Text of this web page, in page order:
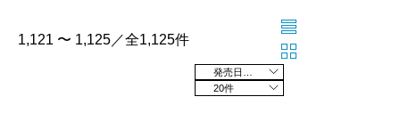
1,121 〜 1,125／全1,125件
20件